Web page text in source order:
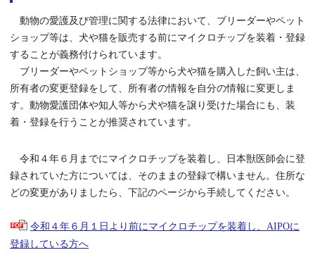
動物の愛護及び管理に関する法律において、ブリーダーやペット
ショップ等は、犬や猫を販売する前にマイクロチップを装着・登録
することが義務付けられています。
ブリーダーやペットショップ等から犬や猫を購入した飼い主は、
所有者の変更登録をして、所有者の情報を自分の情報に変更しま
す。動物愛護団体や知人等から犬や猫を譲り受けた場合にも、装
着・登録を行うことが推奨されています。
令和４年６月までにマイクロチップを装着し、日本獣医師会に登
録されていた方については、そのままの登録で構いません。住所な
どの変更がありましたら、下記のページから手続してください。
令和４年６月１日より前にマイクロチップを装着し、AIPOに
登録している方へ